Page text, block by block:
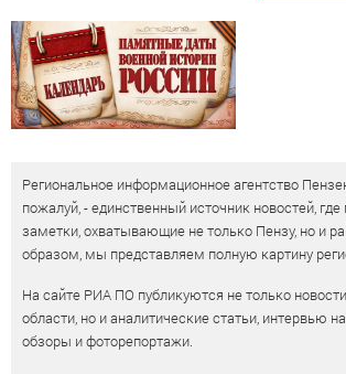
Региональное информационное агентство
пожалуй, - единственный источник новостей,
заметки, охватывающие не только Пензу, но и
образом, мы представляем полную картину
На сайте РИА ПО публикуются не только
области, но и аналитические статьи, интервью
обзоры и фоторепортажи.